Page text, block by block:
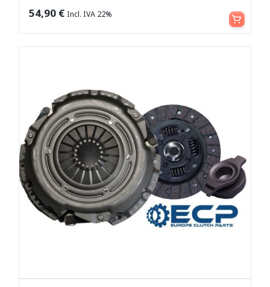
54,90 € Incl. IVA 22% Aggiungi al carrello